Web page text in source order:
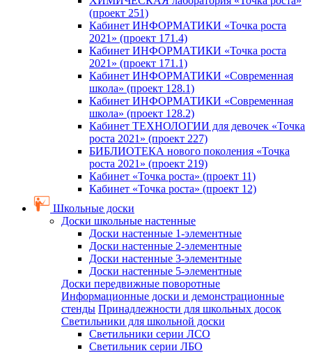
(проект 251)
Кабинет ИНФОРМАТИКИ «Точка роста
2021» (проект 171.4)
Кабинет ИНФОРМАТИКИ «Точка роста
2021» (проект 171.1)
Кабинет ИНФОРМАТИКИ «Современная
школа» (проект 128.1)
Кабинет ИНФОРМАТИКИ «Современная
школа» (проект 128.2)
Кабинет ТЕХНОЛОГИИ для девочек «Точка
роста 2021» (проект 227)
БИБЛИОТЕКА нового поколения «Точка
роста 2021» (проект 219)
Кабинет «Точка роста» (проект 11)
Кабинет «Точка роста» (проект 12)
Школьные доски
Доски школьные настенные
Доски настенные 1-элементные
Доски настенные 2-элементные
Доски настенные 3-элементные
Доски настенные 5-элементные
Доски передвижные поворотные
Информационные доски и демонстрационные
стенды Принадлежности для школьных досок
Светильники для школьной доски
Светильники серии ЛСО
Светильник серии ЛБО